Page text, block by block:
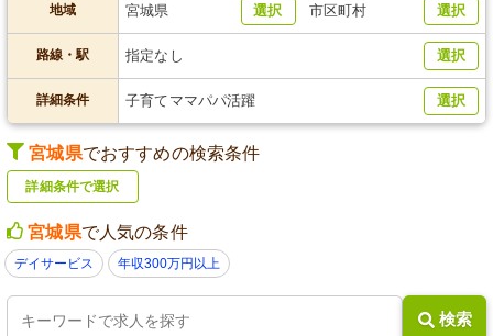
地域 宮城県 選択 市区町村 選択
路線・駅 指定なし 選択
詳細条件 子育てママパパ活躍 選択
宮城県でおすすめの検索条件
詳細条件で選択
宮城県で人気の条件
デイサービス 年収300万円以上
検索